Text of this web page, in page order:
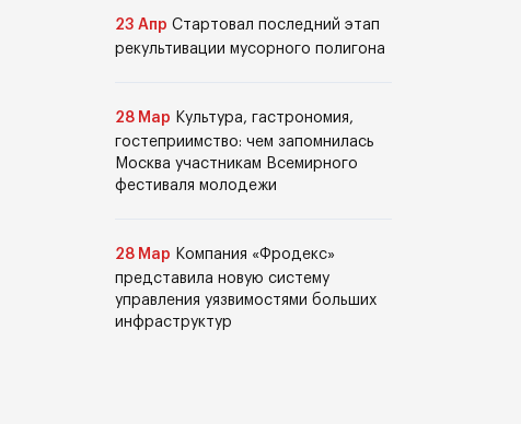
23 Апр Стартовал последний этап
рекультивации мусорного полигона
28 Мар Культура, гастрономия,
гостеприимство: чем запомнилась
Москва участникам Всемирного
фестиваля молодежи
28 Мар Компания «Фродекс»
представила новую систему
управления уязвимостями больших
инфраструктур